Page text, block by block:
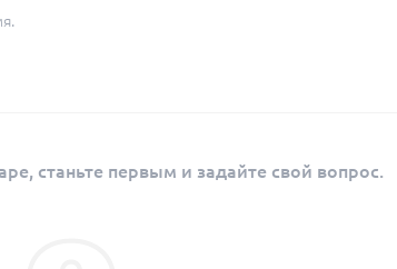
станьте первым и задайте свой вопрос.